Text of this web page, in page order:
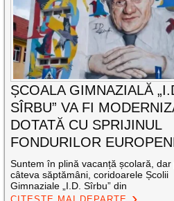
ȘCOALA GIMNAZIALĂ
SÎRBU” VA FI
DOTATĂ CU SPRIJINUL
FONDURILOR
Suntem în plină vacanță școlară, dar
câteva săptămâni, coridoarele Școlii
Gimnaziale „I.D. Sîrbu” din